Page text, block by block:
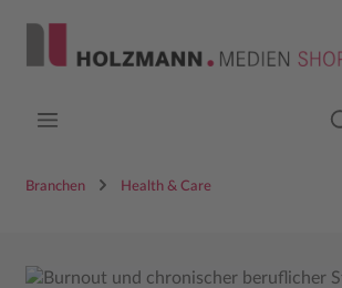
Branchen Health & Care
Bildergalerie überspringen